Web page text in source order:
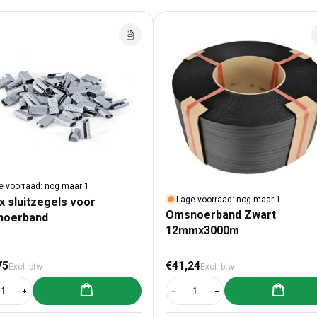
voorraad: nog maar 1
sluitzegels voor
prijs
Excl. btw
verlagen voor 3000x sluitzegels voor omsnoerband
Aantal verhogen voor 3000x sluitzegels voor omsnoerband
Aan winkelwagen toevoegen
Lage voorraad: nog maar 1
Omsnoerband Zwart
12mmx3000m
Normale prijs
€41,24Excl. btw
Aantal verlagen voor
Aantal verhogen voor
Aan